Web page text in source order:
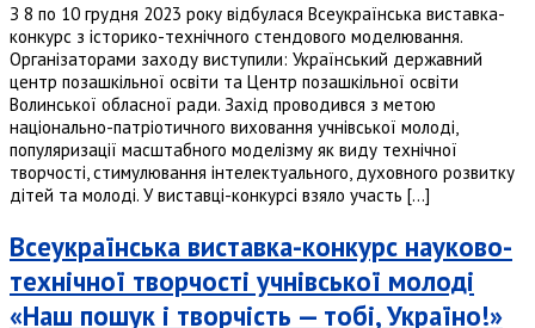
З 8 по 10 грудня 2023 року відбулася Всеукраїнська виставка-
конкурс з історико-технічного стендового моделювання.
Організаторами заходу виступили: Український державний
центр позашкільної освіти та Центр позашкільної освіти
Волинської обласної ради. Захід проводився з метою
національно-патріотичного виховання учнівської молоді,
популяризації масштабного моделізму як виду технічної
творчості, стимулювання інтелектуального, духовного розвитку
дітей та молоді. У виставці-конкурсі взяло участь […]
Всеукраїнська виставка-конкурс науково-
технічної творчості учнівської молоді
«Наш пошук і творчість — тобі, Україно!»